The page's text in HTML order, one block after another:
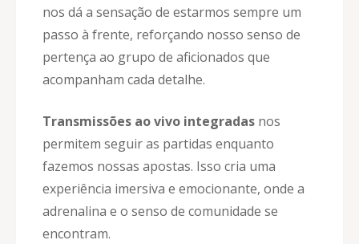
nos dá a sensação de estarmos sempre um
passo à frente, reforçando nosso senso de
pertença ao grupo de aficionados que
acompanham cada detalhe.
Transmissões ao vivo integradas nos
permitem seguir as partidas enquanto
fazemos nossas apostas. Isso cria uma
experiência imersiva e emocionante, onde a
adrenalina e o senso de comunidade se
encontram.